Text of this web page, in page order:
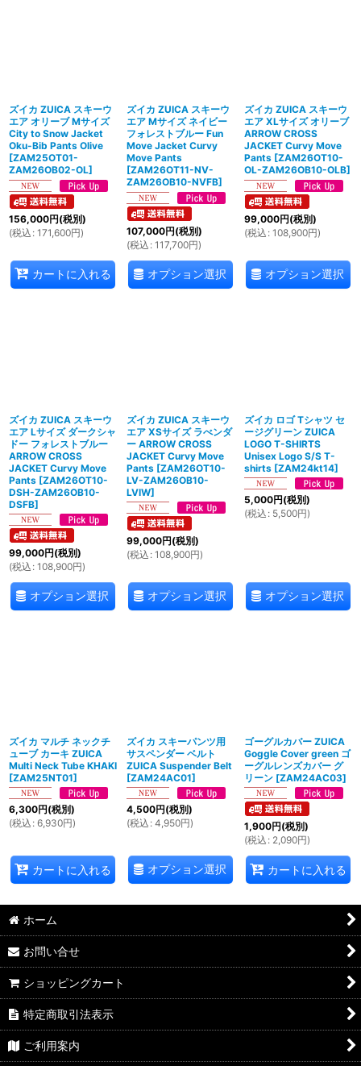
ズイカ ZUICA スキーウ
エア オリーブ Mサイズ
City to Snow Jacket
Oku-Bib Pants Olive
[ZAM25OT01-
ZAM26OB02-OL]
156,000円(税別)
(税込 : 171,600円)
カートに入れる
ズイカ ZUICA スキーウ
エア Mサイズ ネイビー
フォレストブルー Fun
Move Jacket Curvy
Move Pants
[ZAM26OT11-NV-
ZAM26OB10-NVFB]
107,000円(税別)
(税込 : 117,700円)
オプション選択
ズイカ ZUICA スキーウ
エア XLサイズ オリーブ
ARROW CROSS
JACKET Curvy Move
Pants [ZAM26OT10-
OL-ZAM26OB10-OLB]
99,000円(税別)
(税込 : 108,900円)
オプション選択
ズイカ ZUICA スキーウ
エア Lサイズ ダークシャ
ドー フォレストブルー
ARROW CROSS
JACKET Curvy Move
Pants [ZAM26OT10-
DSH-ZAM26OB10-
DSFB]
99,000円(税別)
(税込 : 108,900円)
オプション選択
ズイカ ZUICA スキーウ
エア XSサイズ ラべンダ
ー ARROW CROSS
JACKET Curvy Move
Pants [ZAM26OT10-
LV-ZAM26OB10-
LVIW]
99,000円(税別)
(税込 : 108,900円)
オプション選択
ズイカ ロゴ Tシャツ セ
ージグリーン ZUICA
LOGO T-SHIRTS
Unisex Logo S/S T-
shirts [ZAM24kt14]
5,000円(税別)
(税込 : 5,500円)
オプション選択
ズイカ マルチ ネックチ
ューブ カーキ ZUICA
Multi Neck Tube KHAKI
[ZAM25NT01]
6,300円(税別)
(税込 : 6,930円)
カートに入れる
ズイカ スキーパンツ用
サスペンダー ベルト
ZUICA Suspender Belt
[ZAM24AC01]
4,500円(税別)
(税込 : 4,950円)
オプション選択
ゴーグルカバー ZUICA
Goggle Cover green ゴ
ーグルレンズカバー グ
リーン [ZAM24AC03]
1,900円(税別)
(税込 : 2,090円)
カートに入れる
ホーム
お問い合せ
ショッピングカート
特定商取引法表示
ご利用案内